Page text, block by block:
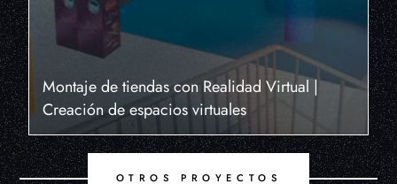
Montaje de tiendas con Realidad Virtual |
Creación de espacios virtuales
OTROS PROYECTOS